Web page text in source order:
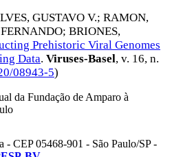
GUSTAVO V.; RAMON,
; BRIONES,
Prehistoric Viral Genomes
Data. Viruses-Basel, v. 16, n.
08943-5)
da Fundação de Amparo à
CEP 05468-901 - São Paulo/SP -